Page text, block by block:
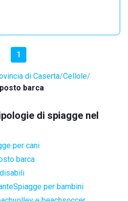
1
di Caserta Cellole
barca
di spiagge nel
per cani
barca
Spiagge per bambini